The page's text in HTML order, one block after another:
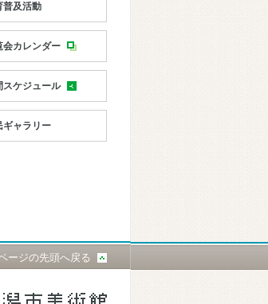
普及活動
会カレンダー
スケジュール
ギャラリー
ージの先頭へ戻る